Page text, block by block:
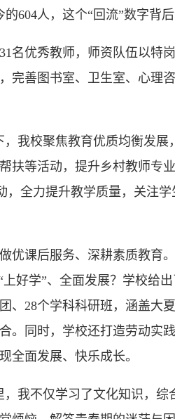
604人，这个“回流”数字背
优秀教师，师资队伍以特
完善图书室、卫生室、心理
校聚焦教育优质均衡发展
扶等活动，提升乡村教师专
，全力提升教学质量，关注
课后服务、深耕素质教育。
好学”、全面发展？学校给
、28个学科科研班，涵盖大
。同时，学校还打造劳动实
全面发展、快乐成长。
不仅学习了文化知识，综